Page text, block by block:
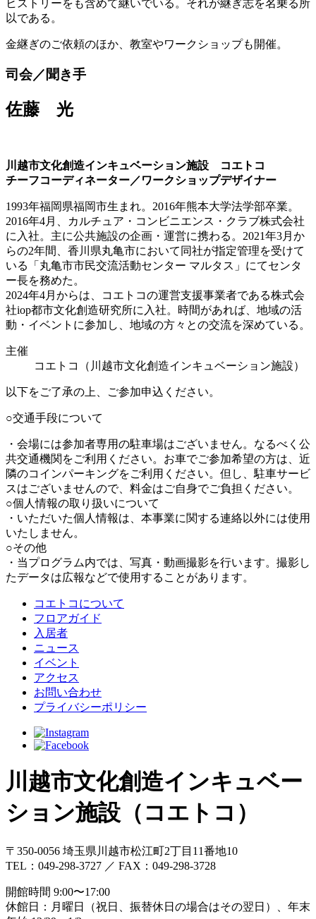
ヒストリーをも含めて継いでいる。それが継ぎ志を名乗る所
以である。
金継ぎのご依頼のほか、教室やワークショップも開催。
司会／聞き手
佐藤 光
川越市文化創造インキュベーション施設 コエトコ
チーフコーディネーター／ワークショップデザイナー
1993年福岡県福岡市生まれ。2016年熊本大学法学部卒業。
2016年4月、カルチュア・コンビニエンス・クラブ株式会社
に入社。主に公共施設の企画・運営に携わる。2021年3月か
らの2年間、香川県丸亀市において同社が指定管理を受けて
いる「丸亀市市民交流活動センター マルタス」にてセンタ
ー長を務めた。
2024年4月からは、コエトコの運営支援事業者である株式会
社iop都市文化創造研究所に入社。時間があれば、地域の活
動・イベントに参加し、地域の方々との交流を深めている。
主催
コエトコ（川越市文化創造インキュベーション施設）
以下をご了承の上、ご参加申込ください。
○交通手段について
・会場には参加者専用の駐車場はございません。なるべく公
共交通機関をご利用ください。お車でご参加希望の方は、近
隣のコインパーキングをご利用ください。但し、駐車サービ
スはございませんので、料金はご自身でご負担ください。
○個人情報の取り扱いについて
・いただいた個人情報は、本事業に関する連絡以外には使用
いたしません。
○その他
・当プログラム内では、写真・動画撮影を行います。撮影し
たデータは広報などで使用することがあります。
コエトコについて
フロアガイド
入居者
ニュース
イベント
アクセス
お問い合わせ
プライバシーポリシー
川越市文化創造インキュベー
ション施設（コエトコ）
〒350-0056 埼玉県川越市松江町2丁目11番地10
TEL：049-298-3727 ／ FAX：049-298-3728
開館時間 9:00〜17:00
休館日：月曜日（祝日、振替休日の場合はその翌日）、年末